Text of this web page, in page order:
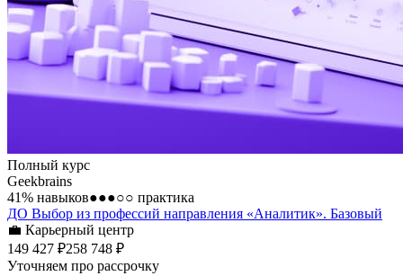
Полный курс
Geekbrains
41% навыков●●●○○ практика
ДО Выбор из профессий направления «Аналитик». Базовый
💼 Карьерный центр
149 427 ₽258 748 ₽
Уточняем про рассрочку